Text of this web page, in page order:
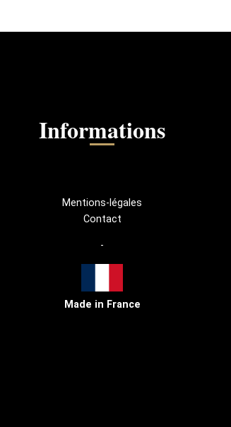
Informations
Mentions-légales
Contact
-
Made in France